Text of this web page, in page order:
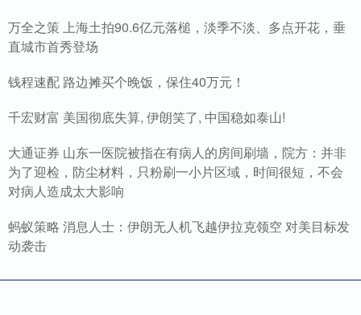
万全之策 上海土拍90.6亿元落槌，淡季不淡、多点开花，垂
直城市首秀登场
钱程速配 路边摊买个晚饭，保住40万元！
千宏财富 美国彻底失算, 伊朗笑了, 中国稳如泰山!
大通证券 山东一医院被指在有病人的房间刷墙，院方：并非
为了迎检，防尘材料，只粉刷一小片区域，时间很短，不会
对病人造成太大影响
蚂蚁策略 消息人士：伊朗无人机飞越伊拉克领空 对美目标发
动袭击